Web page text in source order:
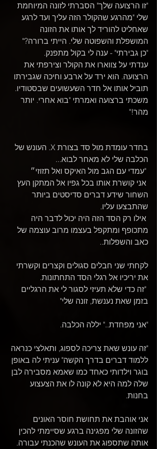
"זו הרצועה שלך" הסברתי לזונה המיוחמת
שלי "מהרגע שהקולר הזה עליך ועד לרגע
שאחליט להוריד לך אותו את הזונה
המושפלת והשפוטה שלי. הייתי ברורה?"
"כן גבירתי" - ענה לי בקול מתפנק.
ענדתי על צווארו את הקולר וצירפתי את
הרצועה. הוא ירד על ארבע וחיכה שגבירתו
תוביל אותו אל חדר השעשועים שבסטודיו.
משכתי ברצועה ואמרתי "בוא אחרי. יותר
מהר!"
בחדר עומדת מול סד בצורת X. העונש של
הכלבה שלי לא מאחר לבוא...
אני קושרת אותו בכל גפיו אל המתקן העץ
השחור שידע דברים סדיסטים ביותר
שהתבצעו עליו.
אילו רק הסד הזה היה יכול לדבר היה
מתכופף ומתקפל בעצמו מרוב עוצמה של
כאב והשפלות..
לקחתי שני חבלים סגולים וקצרים וקשרתי
את יריכיו אל רגלי הסד התחתונות.
"זה כדי שלא תעיזי לסגור לי את הרגליים
בזמן שאת נענשת, זונה שלי"
"אני מפחדת.." יללה הכלבה.
"זה עונש שאת צריכה לספוג, ותאלצי כנראה
ללמוד דברים בדרך הקשה" עניתי לה באופן
בוגר וילדותי כאחד כמו שאמא מסבירה לבן
שלה למה היא לא קונה לו את הצעצוע
בחנות.
אני אוהבת את תחושת חוסר האונים
שהזונה שלי מפגינה ברגע שסיימתי להכין
אותה שתספוג את העונש שהכנתי עבורה.